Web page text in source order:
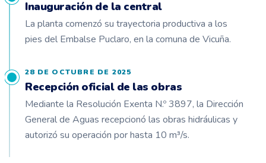
Inauguración de la central
La planta comenzó su trayectoria productiva a los
pies del Embalse Puclaro, en la comuna de Vicuña.
28 DE OCTUBRE DE 2025
Recepción oficial de las obras
Mediante la Resolución Exenta N.º 3897, la Dirección
General de Aguas recepcionó las obras hidráulicas y
autorizó su operación por hasta 10 m³/s.